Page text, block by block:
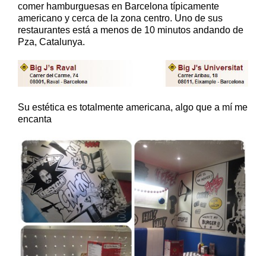
comer hamburguesas en Barcelona típicamente
americano y cerca de la zona centro. Uno de sus
restaurantes está a menos de 10 minutos andando de
Pza, Catalunya.
Su estética es totalmente americana, algo que a mí me
encanta